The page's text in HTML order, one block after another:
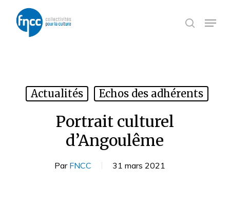
main
content
search
Menu
Actualités Echos des adhérents
Portrait culturel
d’Angoulême
Par FNCC 31 mars 2021
Panneau de gestion des cookies